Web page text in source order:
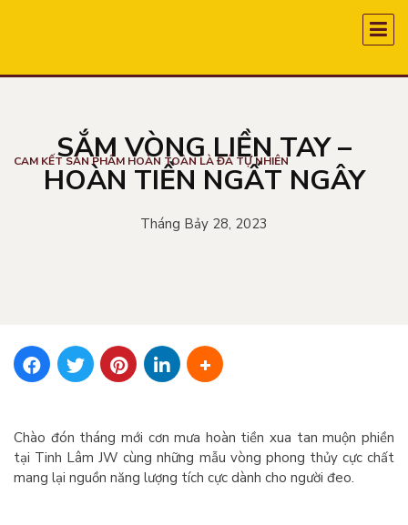
CAM KẾT SẢN PHẨM HOÀN TOÀN LÀ ĐÁ TỰ NHIÊN
SẮM VÒNG LIỀN TAY –
HOÀN TIỀN NGẤT NGÂY
Tháng Bảy 28, 2023
Chào đón tháng mới cơn mưa hoàn tiền xua tan muộn phiền
tại Tinh Lâm JW cùng những mẫu vòng phong thủy cực chất
mang lại nguồn năng lượng tích cực dành cho người đeo.